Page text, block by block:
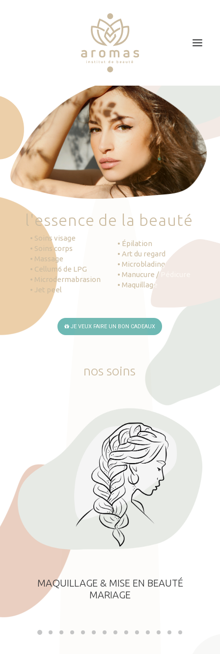
Soins
Je veux faire un bon cadeau
Plan d’accès
Prendre RDV
'essence de la beauté
• Soins visage
• Soins corps
• Massage
• Cellum6 de LPG
• Microdermabrasion
• Jet peel
• Épilation
• Art du regard
• Microblading
• Manucure / Pédicure
• Maquillage
JE VEUX FAIRE UN BON CADEAUX
nos soins
MAQUILLAGE & MISE EN BEAUTÉ
MARIAGE